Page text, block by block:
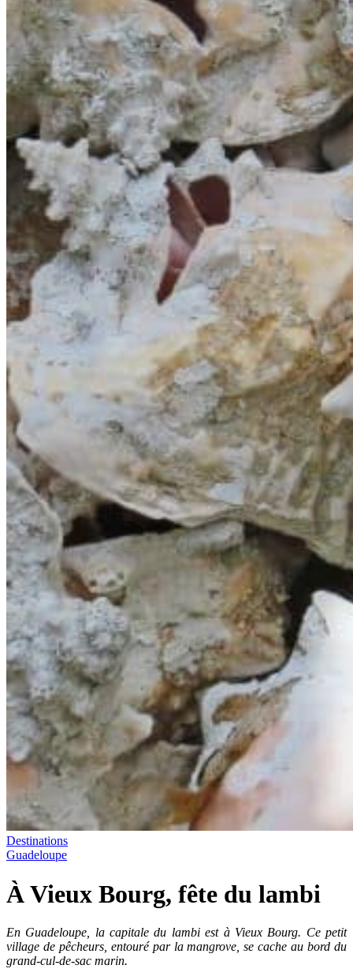
Destinations
Guadeloupe
À Vieux Bourg, fête du lambi
En Guadeloupe, la capitale du lambi est à Vieux Bourg. Ce petit
village de pêcheurs, entouré par la mangrove, se cache au bord du
grand-cul-de-sac marin.